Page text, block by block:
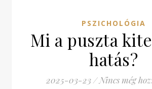
PSZICHOLÓGIA
Mi a puszta
hatás?
2025-03-23/ Nincs még